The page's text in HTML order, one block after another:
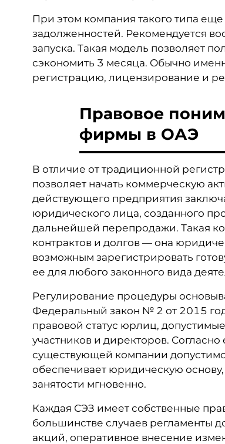
При этом компания такого типа
задолженностей. Рекомендуется
запуска. Такая модель позволяет
сэкономить 3 месяца. Обычно
регистрацию, лицензирование и
Правовое
фирмы в ОАЭ
В отличие от традиционной
позволяет начать коммерческую
действующего предприятия
юридического лица, созданного
дальнейшей перепродажи. Такая
контрактов и долгов — она
возможным зарегистрировать
ее для любого законного вида
Регулирование процедуры
Федеральный закон № 2 от 2015
правовой статус юрлиц,
участников и директоров.
существующей компании
обеспечивает юридическую
занятости мгновенно.
Каждая СЭЗ имеет собственные
большинстве случаев регламенты
акций, оперативное внесение